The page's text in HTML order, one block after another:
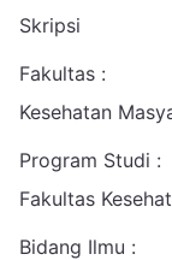
Skripsi
Fakultas :
Kesehatan
Program Studi :
Fakultas
Bidang Ilmu :